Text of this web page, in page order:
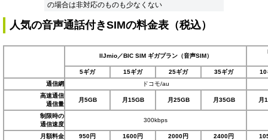
の場合は非対応のものも少なくない
人気の音声通話付きSIMの料金表（税込）
IIJmio／BIC SIM ギガプラン（音声SIM）
5ギガ 15ギガ 25ギガ 35ギガ
10
通信網
ドコモ/au
高速通信
通信量
月5GB 月15GB 月25GB 月35GB 月
制限時の
通信速度
300kbps
月額料金 950円 1600円 2000円 2400円